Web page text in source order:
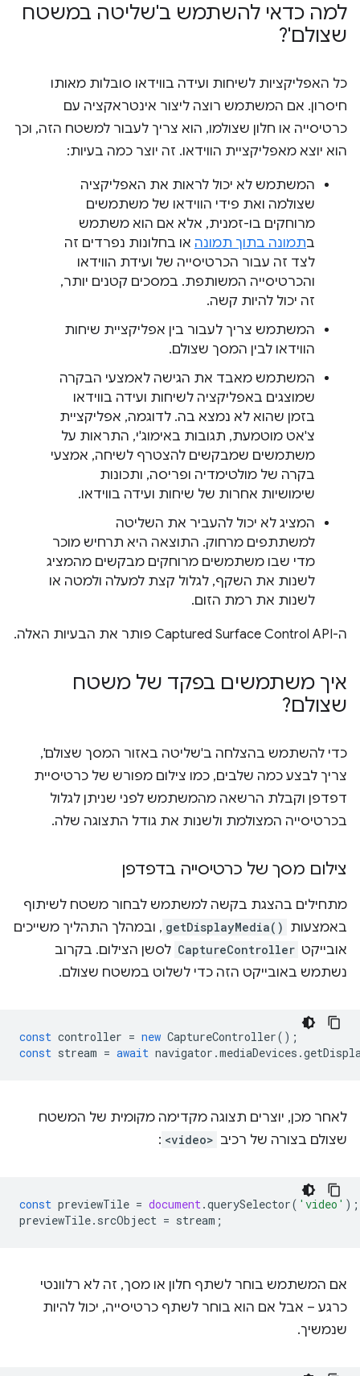
למה כדאי להשתמש ב'שליטה במשטח
שצולם'?
כל האפליקציות לשיחות ועידה בווידאו סובלות מאותו
חיסרון. אם המשתמש רוצה ליצור אינטראקציה עם
כרטיסייה או חלון שצולמו, הוא צריך לעבור למשטח הזה, וכך
הוא יוצא מאפליקציית הווידאו. זה יוצר כמה בעיות:
המשתמש לא יכול לראות את האפליקציה
שצולמה ואת פידי הווידאו של משתמשים
מרוחקים בו-זמנית, אלא אם הוא משתמש
בתמונה בתוך תמונה או בחלונות נפרדים זה
לצד זה עבור הכרטיסייה של ועידת הווידאו
והכרטיסייה המשותפת. במסכים קטנים יותר,
זה יכול להיות קשה.
המשתמש צריך לעבור בין אפליקציית שיחות
הווידאו לבין המסך שצולם.
המשתמש מאבד את הגישה לאמצעי הבקרה
שמוצגים באפליקציה לשיחות ועידה בווידאו
בזמן שהוא לא נמצא בה. לדוגמה, אפליקציית
צ'אט מוטמעת, תגובות באימוג'י, התראות על
משתמשים שמבקשים להצטרף לשיחה, אמצעי
בקרה של מולטימדיה ופריסה, ותכונות
שימושיות אחרות של שיחות ועידה בווידאו.
המציג לא יכול להעביר את השליטה
למשתתפים מרחוק. התוצאה היא תרחיש מוכר
מדי שבו משתמשים מרוחקים מבקשים מהמציג
לשנות את השקף, לגלול קצת למעלה ולמטה או
לשנות את רמת הזום.
ה-Captured Surface Control API פותר את הבעיות האלה.
איך משתמשים בפקד של משטח
שצולם?
כדי להשתמש בהצלחה ב'שליטה באזור המסך שצולם',
צריך לבצע כמה שלבים, כמו צילום מפורש של כרטיסיית
דפדפן וקבלת הרשאה מהמשתמש לפני שניתן לגלול
בכרטיסייה המצולמת ולשנות את גודל התצוגה שלה.
צילום מסך של כרטיסייה בדפדפן
מתחילים בהצגת בקשה למשתמש לבחור משטח לשיתוף
באמצעות getDisplayMedia() , ובמהלך התהליך משייכים
אובייקט CaptureController לסשן הצילום. בקרוב
נשתמש באובייקט הזה כדי לשלוט במשטח שצולם.
const controller = new CaptureController();
const stream = await navigator .mediaDevices .
לאחר מכן, יוצרים תצוגה מקדימה מקומית של המשטח
שצולם בצורה של רכיב <video>
:
const previewTile = document.querySelector( 'video' );
previewTile. srcObject = stream ;
אם המשתמש בוחר לשתף חלון או מסך, זה לא רלוונטי
כרגע – אבל אם הוא בוחר לשתף כרטיסייה, יכול להיות
שנמשיך.